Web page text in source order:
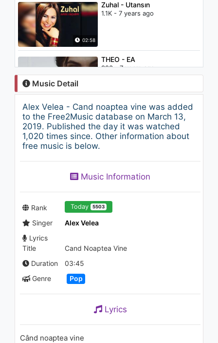
02:58
Zuhal - Utansın
1.1K - 7 years ago
03:23
THEO - EA
823 - 7 years ago
03:15
Blaxy Girls - Mi-e dor
2K - 7 years ago
03:23
de pantofi
1.1K - 7 years ago
Music Detail
Alex Velea - Cand noaptea vine was added
to the Free2Music database on March 13,
2019. Published the day it was watched
1,020 times since. Other information about
free music is below.
Music Information
Rank Today 5503
Singer
Alex Velea
Lyrics
Title
Cand Noaptea Vine
Duration
03:45
Genre
Pop
Lyrics
Când noaptea vine